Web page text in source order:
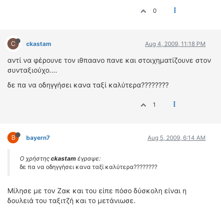
0
C ckastam Aug 4, 2009, 11:18 PM
αντί να φέρουνε τον ιθπαανο πανε και στοιχηματίζουνε στον
συνταξιούχο....
δε πα να οδηγγήσει κανα ταξί καλύτερα????????
1
B bayern7 Aug 5, 2009, 6:14 AM
Ο χρήστης ckastam έγραψε:
δε πα να οδηγγήσει κανα ταξί καλύτερα????????
Μίλησε με τον Ζακ και του είπε πόσο δύσκολη είναι η
δουλειά του ταξιτζή και το μετάνιωσε.